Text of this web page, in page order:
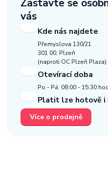
Zastavte se
vás
Kde nás najdete
Přemyslova 130/21
301 00, Plzeň
(naproti OC Plzeň Plaza)
Otevírací doba
Po - Pá: 08:00 - 15:30
Platit lze hotově i
Více o prodejně